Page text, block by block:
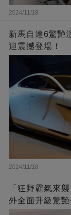
2024/11/18
新馬自達6驚艷
迎震撼登場！
2024/11/18
「狂野霸氣來
外全面升級驚艷